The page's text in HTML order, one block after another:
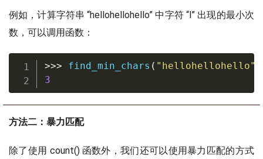
例如，计算字符串 “hellohellohello” 中字符 “l” 出现的最小次
数，可以调用函数：
>>> find_min_chars ( "hellohellohello"
3
方法二：暴力匹配
除了使用 count() 函数外，我们还可以使用暴力匹配的方式